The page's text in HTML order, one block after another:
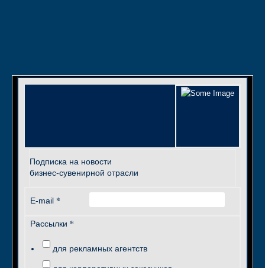
Подписка на новости
бизнес-сувенирной отрасли
E-mail *
Рассылки *
для рекламных агентств